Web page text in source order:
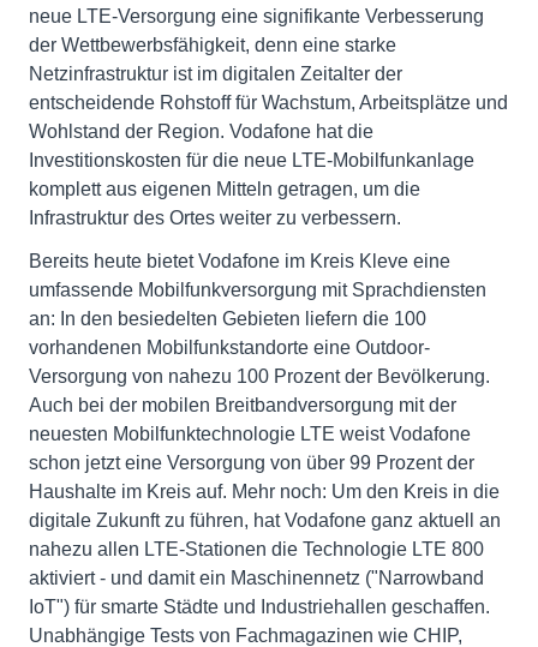
neue LTE-Versorgung eine signifikante Verbesserung
der Wettbewerbsfähigkeit, denn eine starke
Netzinfrastruktur ist im digitalen Zeitalter der
entscheidende Rohstoff für Wachstum, Arbeitsplätze und
Wohlstand der Region. Vodafone hat die
Investitionskosten für die neue LTE-Mobilfunkanlage
komplett aus eigenen Mitteln getragen, um die
Infrastruktur des Ortes weiter zu verbessern.
Bereits heute bietet Vodafone im Kreis Kleve eine
umfassende Mobilfunkversorgung mit Sprachdiensten
an: In den besiedelten Gebieten liefern die 100
vorhandenen Mobilfunkstandorte eine Outdoor-
Versorgung von nahezu 100 Prozent der Bevölkerung.
Auch bei der mobilen Breitbandversorgung mit der
neuesten Mobilfunktechnologie LTE weist Vodafone
schon jetzt eine Versorgung von über 99 Prozent der
Haushalte im Kreis auf. Mehr noch: Um den Kreis in die
digitale Zukunft zu führen, hat Vodafone ganz aktuell an
nahezu allen LTE-Stationen die Technologie LTE 800
aktiviert - und damit ein Maschinennetz ("Narrowband
IoT") für smarte Städte und Industriehallen geschaffen.
Unabhängige Tests von Fachmagazinen wie CHIP,